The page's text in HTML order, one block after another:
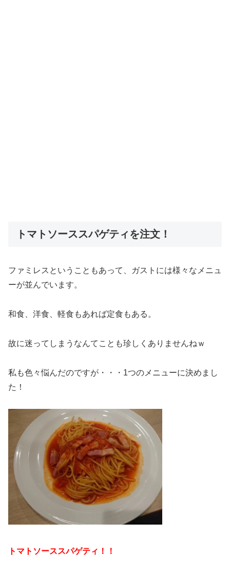
トマトソーススパゲティを注文！
ファミレスということもあって、ガストには様々なメニュ
ーが並んでいます。
和食、洋食、軽食もあれば定食もある。
故に迷ってしまうなんてことも珍しくありませんねｗ
私も色々悩んだのですが・・・1つのメニューに決めまし
た！
トマトソーススパゲティ！！